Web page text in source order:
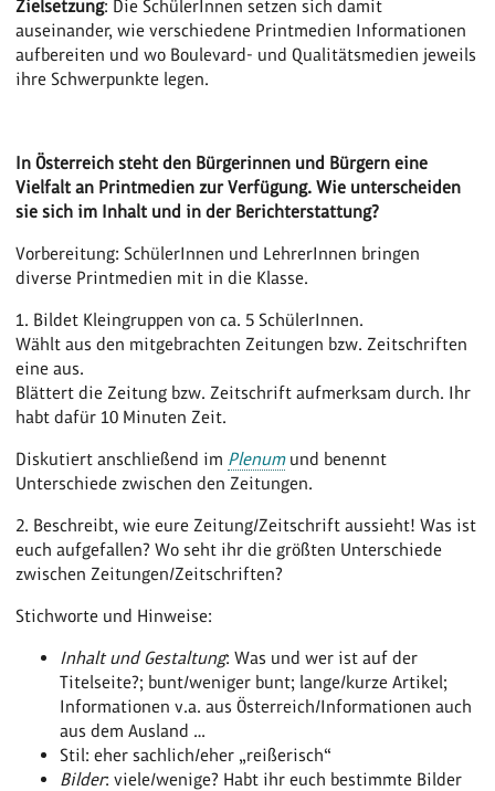
Zielsetzung: Die SchülerInnen setzen sich damit
auseinander, wie verschiedene Printmedien Informationen
aufbereiten und wo Boulevard- und Qualitätsmedien jeweils
ihre Schwerpunkte legen.
In Österreich steht den Bürgerinnen und Bürgern eine
Vielfalt an Printmedien zur Verfügung. Wie unterscheiden
sie sich im Inhalt und in der Berichterstattung?
Vorbereitung: SchülerInnen und LehrerInnen bringen
diverse Printmedien mit in die Klasse.
1. Bildet Kleingruppen von ca. 5 SchülerInnen.
Wählt aus den mitgebrachten Zeitungen bzw. Zeitschriften
eine aus.
Blättert die Zeitung bzw. Zeitschrift aufmerksam durch. Ihr
habt dafür 10 Minuten Zeit.
Diskutiert anschließend im Plenumund benennt
Unterschiede zwischen den Zeitungen.
2. Beschreibt, wie eure Zeitung/Zeitschrift aussieht! Was ist
euch aufgefallen? Wo seht ihr die größten Unterschiede
zwischen Zeitungen/Zeitschriften?
Stichworte und Hinweise:
Inhalt und Gestaltung: Was und wer ist auf der
Titelseite?; bunt/weniger bunt; lange/kurze Artikel;
Informationen v.a. aus Österreich/Informationen auch
aus dem Ausland …
Stil: eher sachlich/eher „reißerisch“
Bilder: viele/wenige? Habt ihr euch bestimmte Bilder